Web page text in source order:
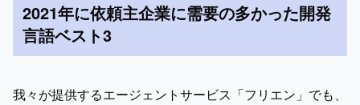
2021年に依頼主企業に需要の多かった開発
言語ベスト3
我々が提供するエージェントサービス「フリエン」でも、